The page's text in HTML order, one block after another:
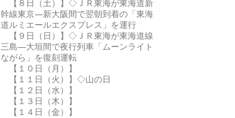
【８日（土）】◇ＪＲ東海が東海道新
幹線東京―新大阪間で翌朝到着の「東海
道ルミエールエクスプレス」を運行
【９日（日）】◇ＪＲ東海が東海道線
三島―大垣間で夜行列車「ムーンライト
ながら」を復刻運転
【１０日（月）】
【１１日（火）】◇山の日
【１２日（水）】
【１３日（木）】
【１４日（金）】